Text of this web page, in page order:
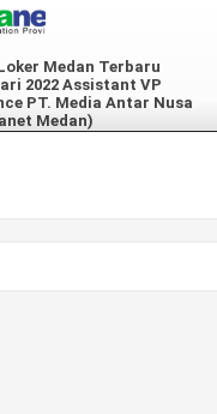
Medan Terbaru
2022 Assistant VP
PT. Media Antar Nusa
Medan)